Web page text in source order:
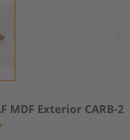
MDF Exterior CARB-2